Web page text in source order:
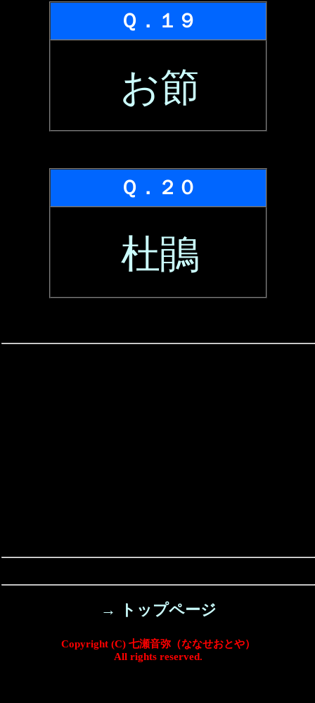
Ｑ．１９
お節
Ｑ．２０
杜鵑
→ トップページ
Copyright (C) 七瀬音弥（ななせおとや）
All rights reserved.